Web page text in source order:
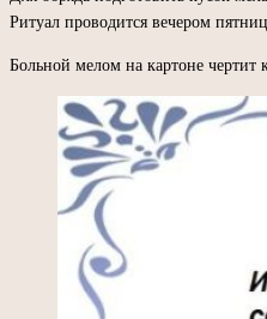
Ритуал проводится вечером
Больной мелом на картоне чертит